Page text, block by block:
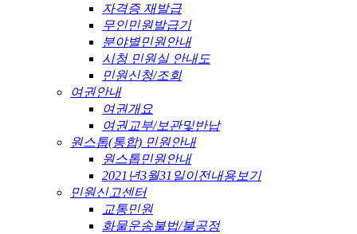
자격증 재발급
무인민원발급기
분야별민원안내
시청 민원실 안내도
민원신청/조회
여권안내
여권개요
여권교부/보관및반납
원스톱(통합) 민원안내
원스톱민원안내
2021년3월31일이전내용보기
민원신고센터
교통민원
화물운송불법/불공정